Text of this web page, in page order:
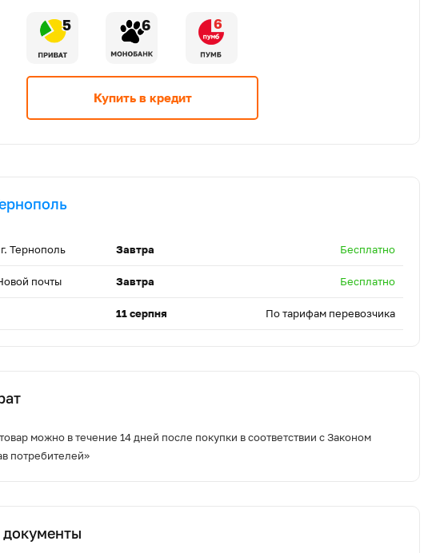
5 6 6
Купить в кредит
Тернополь Завтра Бесплатно
почты Завтра Бесплатно
11 серпня По тарифам перевозчика
можно в течение 14 дней после покупки в соответствии с Законом
потребителей»
документы